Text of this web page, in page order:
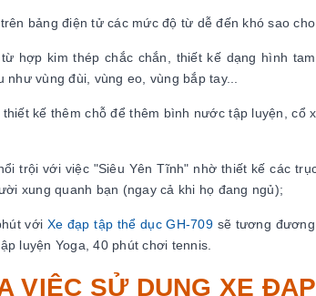
bảng điện tử các mức độ từ dễ đến khó sao
hợp kim thép chắc chắn, thiết kế dạng hình
như vùng đùi, vùng eo, vùng bắp tay...
kế thêm chỗ để thêm bình nước tập luyện,
trội với việc "Siêu Yên Tĩnh" nhờ thiết kế các
xung quanh bạn (ngay cả khi họ đang ngủ);
với Xe đạp tập thể dục GH-709sẽ tương đương
luyện Yoga, 40 phút chơi tennis.
VIỆC SỬ DỤNG XE